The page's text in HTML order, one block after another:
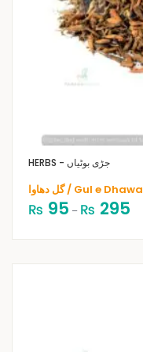
HERBS - جڑی بوٹیاں
گل دھاوا / Gul e Dhawa
₨ 95 – ₨ 295